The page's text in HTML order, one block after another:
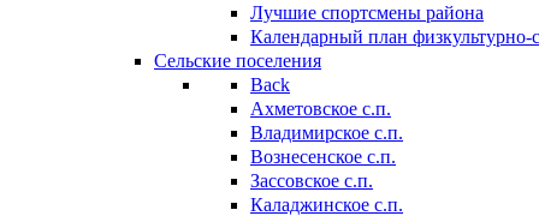
Лучшие спортсмены района
Календарный план
Сельские поселения
Back
Ахметовское с.п.
Владимирское с.п.
Вознесенское с.п.
Зассовское с.п.
Каладжинское с.п.